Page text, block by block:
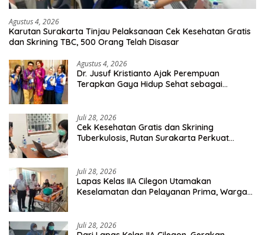
Agustus 4, 2026
Karutan Surakarta Tinjau Pelaksanaan Cek Kesehatan Gratis
dan Skrining TBC, 500 Orang Telah Disasar
Agustus 4, 2026
Dr. Jusuf Kristianto Ajak Perempuan
Terapkan Gaya Hidup Sehat sebagai
Juli 28, 2026
Cek Kesehatan Gratis dan Skrining
Tuberkulosis, Rutan Surakarta Perkuat
Juli 28, 2026
Lapas Kelas IIA Cilegon Utamakan
Keselamatan dan Pelayanan Prima, Warga
Juli 28, 2026